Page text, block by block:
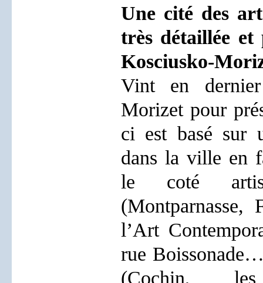
Une cité des
très détaillée et
Kosciusko-
Vint en
Morizet pour
ci est basé sur
dans la ville en
le coté
(Montparnasse,
l’Art
rue
(Cochin,